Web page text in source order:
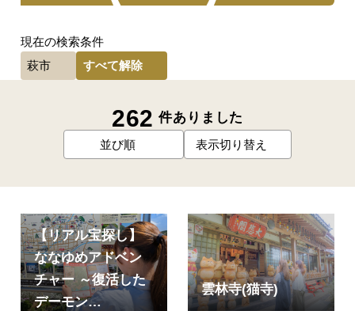
現在の検索条件
萩市
すべて解除
262 件ありました
並び順 表示切り替え
【リアル宝探し】
ななゆめアドベン
チャー ～復活した
デーモン…
雲林寺(猫寺)